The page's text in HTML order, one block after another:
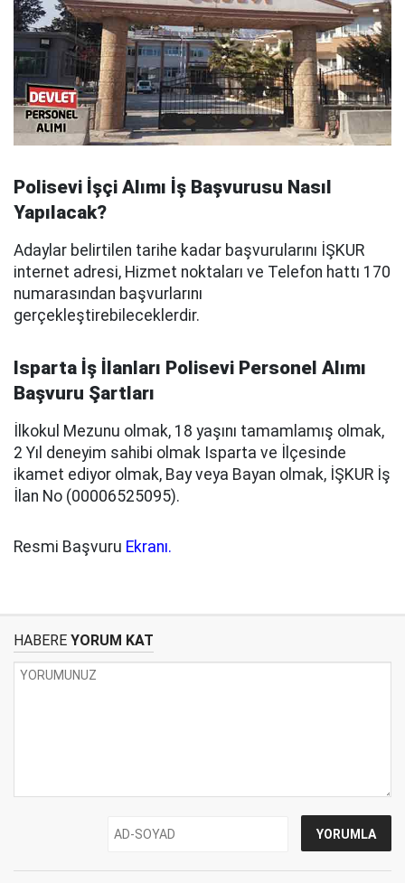
Polisevi İşçi Alımı İş Başvurusu Nasıl
Yapılacak?
Adaylar belirtilen tarihe kadar başvurularını İŞKUR
internet adresi, Hizmet noktaları ve Telefon hattı 170
numarasından başvurlarını
gerçekleştirebileceklerdir.
Isparta İş İlanları Polisevi Personel Alımı
Başvuru Şartları
İlkokul Mezunu olmak, 18 yaşını tamamlamış olmak,
2 Yıl deneyim sahibi olmak Isparta ve İlçesinde
ikamet ediyor olmak, Bay veya Bayan olmak, İŞKUR İş
İlan No (00006525095).
Resmi Başvuru Ekranı.
HABERE YORUM KAT